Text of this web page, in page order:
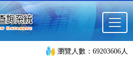
瀏覽人數：69203606人